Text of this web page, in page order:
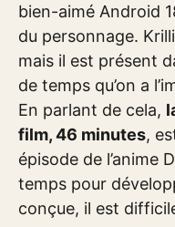
bien-aimé Android
du personnage.
mais il est présent
de temps qu’on a
En parlant de cela,
film, 46 minutes,
épisode de l’anime
temps pour
conçue, il est